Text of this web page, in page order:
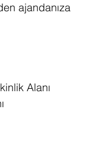
ajandanıza
Alanı